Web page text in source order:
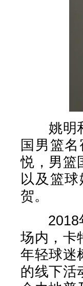
姚明和
国男篮
悦，男篮
以及篮
贺。
2018年
场内，卡
年轻球迷
的线下活